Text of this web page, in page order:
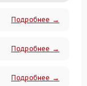
Подробнее →
Подробнее →
Подробнее →